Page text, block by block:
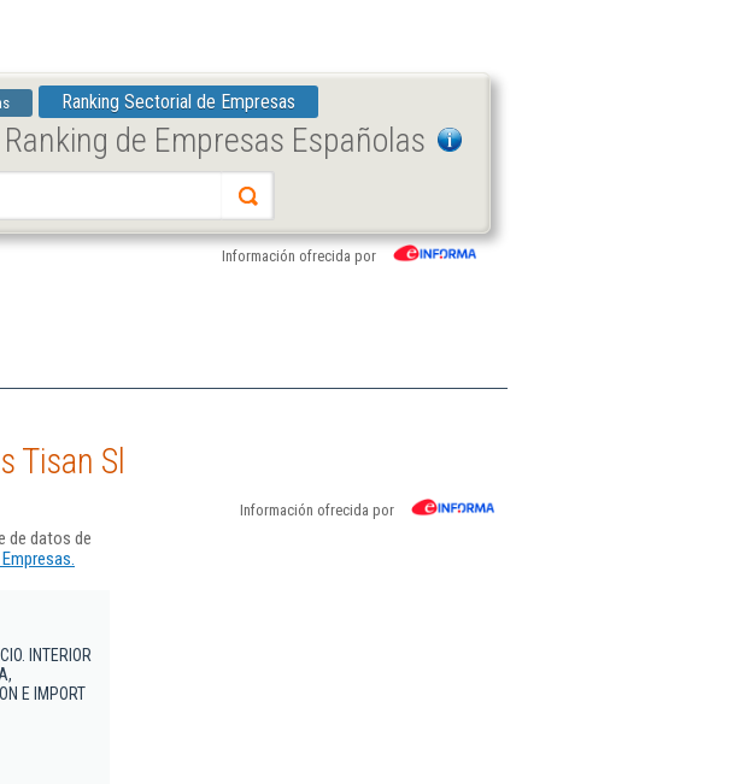
Ranking Sectorial de Empresas
de Empresas Españolas
Información ofrecida por
Tisan Sl
Información ofrecida por
de datos de
INTERIOR
E IMPORT